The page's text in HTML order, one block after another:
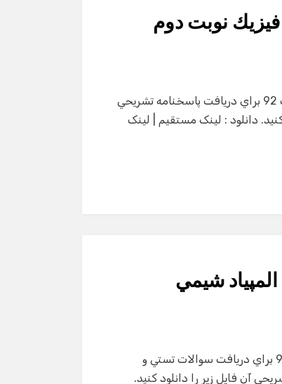
نوبت دوم
پاسخنامه تشريحي المپياد نجوم و اختر فيزيك نوبت دوم ارديبهشت 92 براي دريافت پاسخنامه تشريحي
سال 92 فايل زير را دانلود كنيد. دانلود : لینک مستقیم | لینک
شيمي
پاسخنامه تستي و تشريحي مرحله دوم المپياد شيمي ارديبهشت 92 براي دريافت سوالات تستي و
و پاسخنامه تستي و تشريحي آن فايل زير را دانلود كنيد.